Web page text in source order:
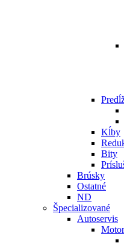
Kĺby
Bity
Brúsky
Ostatné
ND
Špecializované
Autoservis